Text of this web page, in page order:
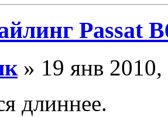
Passat
» 19 янв 2010,
длиннее.